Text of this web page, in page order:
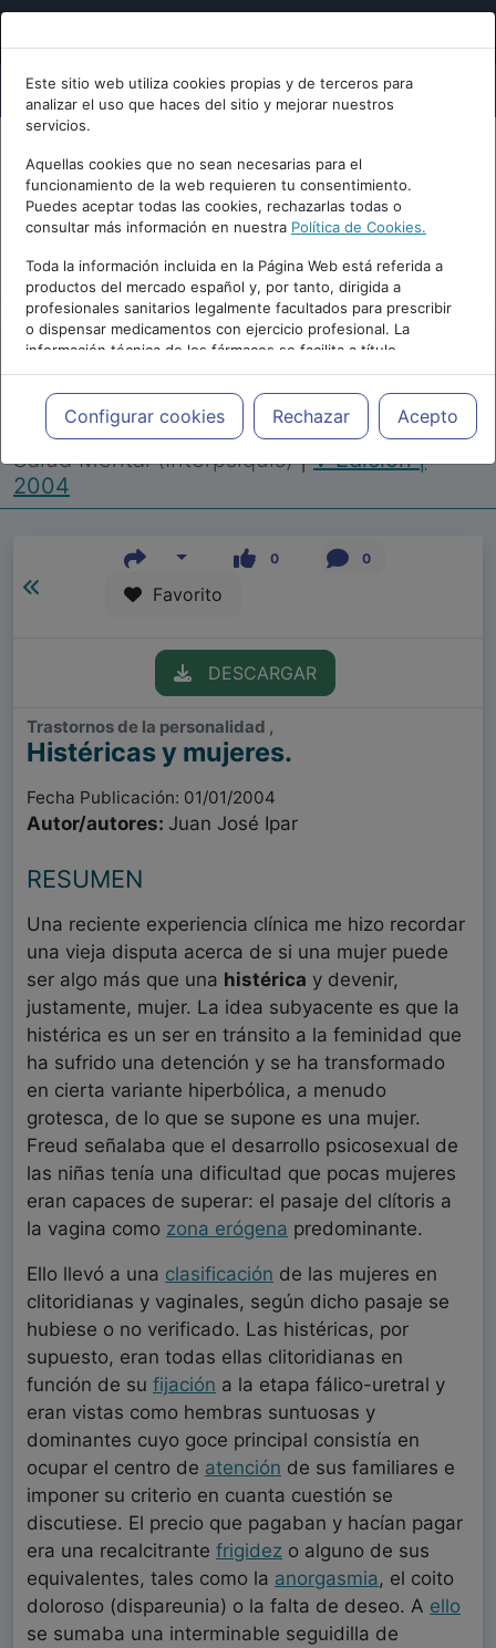
Este sitio web utiliza cookies propias y de terceros para
analizar el uso que haces del sitio y mejorar nuestros
servicios.
Aquellas cookies que no sean necesarias para el
funcionamiento de la web requieren tu consentimiento.
Puedes aceptar todas las cookies, rechazarlas todas o
consultar más información en nuestra Política de Cookies.
Toda la información incluida en la Página Web está referida a
productos del mercado español y, por tanto, dirigida a
profesionales sanitarios legalmente facultados para prescribir
o dispensar medicamentos con ejercicio profesional. La
información técnica de los fármacos se facilita a título
meramente informativo, siendo responsabilidad de los
profesionales facultados prescribir medicamentos y decidir, en
cada caso concreto, el tratamiento más adecuado a las
necesidades del paciente.
Configurar cookies Rechazar Acepto
Repositorio de Artículos |Congreso Virtual
Internacional de Psiquiatría, Psicología y
Salud Mental (Interpsiquis)|V Edición |
2004
0 0
Favorito
DESCARGAR
Trastornos de la personalidad ,
Histéricas y mujeres.
Fecha Publicación: 01/01/2004
Autor/autores: Juan José Ipar
RESUMEN
Una reciente experiencia clínica me hizo recordar
una vieja disputa acerca de si una mujer puede
ser algo más que una histérica y devenir,
justamente, mujer. La idea subyacente es que la
histérica es un ser en tránsito a la feminidad que
ha sufrido una detención y se ha transformado
en cierta variante hiperbólica, a menudo
grotesca, de lo que se supone es una mujer.
Freud señalaba que el desarrollo psicosexual de
las niñas tenía una dificultad que pocas mujeres
eran capaces de superar: el pasaje del clítoris a
la vagina como zona erógena predominante.
Ello llevó a una clasificación de las mujeres en
clitoridianas y vaginales, según dicho pasaje se
hubiese o no verificado. Las histéricas, por
supuesto, eran todas ellas clitoridianas en
función de su fijación a la etapa fálico-uretral y
eran vistas como hembras suntuosas y
dominantes cuyo goce principal consistía en
ocupar el centro de atención de sus familiares e
imponer su criterio en cuanta cuestión se
discutiese. El precio que pagaban y hacían pagar
era una recalcitrante frigidez o alguno de sus
equivalentes, tales como la anorgasmia, el coito
doloroso (dispareunia) o la falta de deseo. A ello
se sumaba una interminable seguidilla de